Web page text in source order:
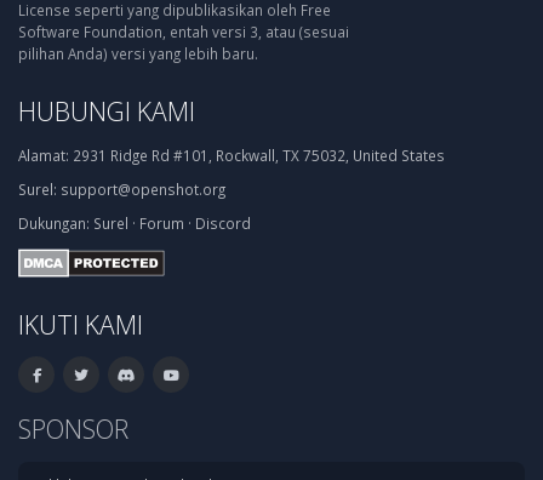
License seperti yang dipublikasikan oleh Free
Software Foundation, entah versi 3, atau (sesuai
pilihan Anda) versi yang lebih baru.
HUBUNGI KAMI
Alamat: 2931 Ridge Rd #101, Rockwall, TX 75032, United States
Surel: support@openshot.org
Dukungan: Surel · Forum · Discord
IKUTI KAMI
SPONSOR